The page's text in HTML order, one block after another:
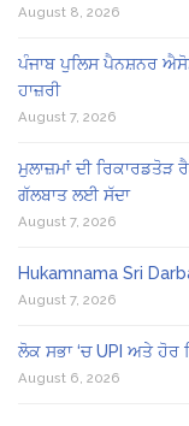
August 8, 2026
ਪੰਜਾਬ ਪੁਲਿਸ ਪੈਨਸ਼ਨਰ
ਹਾਜ਼ਰੀ
August 7, 2026
ਮੁਲਾਜ਼ਮਾਂ ਦੀ ਰਿਕਾਰਡਤੋੜ
ਗੱਲਬਾਤ ਲਈ ਸੱਦਾ
August 7, 2026
Hukamnama Sri
August 7, 2026
ਲੋਕ ਸਭਾ ‘ਚ UPI ਅਤੇ ਹੋਰ
August 6, 2026